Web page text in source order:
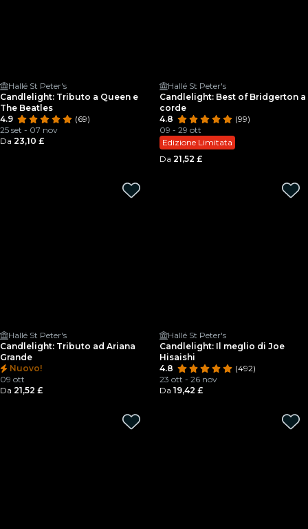
Hallé St Peter's
Candlelight: Tributo a Queen e
The Beatles
4.9
(69)
25 set - 07 nov
Da 23,10 £
Hallé St Peter's
Candlelight: Best of Bridgerton a
corde
4.8
(99)
09 - 29 ott
Edizione Limitata
Da 21,52 £
Hallé St Peter's
Candlelight: Tributo ad Ariana
Grande
Nuovo!
09 ott
Da 21,52 £
Hallé St Peter's
Candlelight: Il meglio di Joe
Hisaishi
4.8
(492)
23 ott - 26 nov
Da 19,42 £